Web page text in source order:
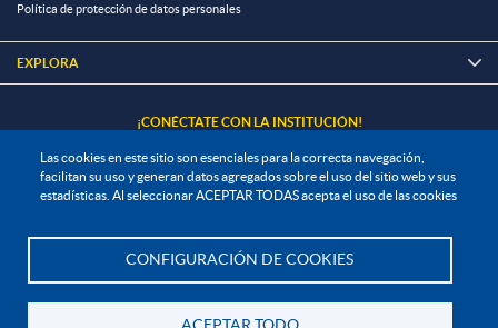
Las cookies en este sitio son esenciales para la correcta navegación,
facilitan su uso y generan datos agregados sobre el uso del sitio web y sus
estadísticas. Al seleccionar ACEPTAR TODAS acepta el uso de las cookies
CONFIGURACIÓN DE COOKIES
ACEPTAR TODO
Política de protección de datos personales
EXPLORA 
¡CONÉCTATE CON LA INSTITUCIÓN!
Contáctanos
En Bogotá:+57 6015933004
Línea nacional gratuita:01 8000 11 93 90